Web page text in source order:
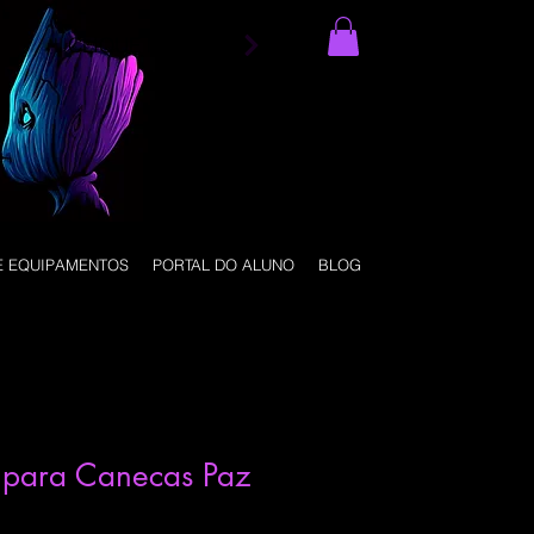
CLIQUE NO MENU
EQUIPAMENTOS PORTAL DO ALUNO BLOG
Canecas Paz